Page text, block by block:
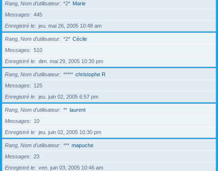
Rang, Nom d’utilisateur *2* Marie
Messages
445
Enregistré le
jeu. mai 26, 2005 10:48 am
Rang, Nom d’utilisateur *2* Cécile
Messages
510
Enregistré le
dim. mai 29, 2005 10:30 pm
Rang, Nom d’utilisateur ***** christophe R
Messages
125
Enregistré le
jeu. juin 02, 2005 6:57 pm
Rang, Nom d’utilisateur ** laurent
Messages
10
Enregistré le
jeu. juin 02, 2005 10:30 pm
Rang, Nom d’utilisateur *** mapuche
Messages
23
Enregistré le
ven. juin 03, 2005 10:46 am